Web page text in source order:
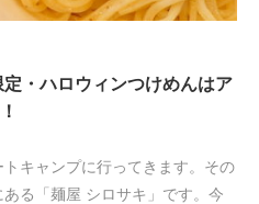
・ハロウィンつけめんはア
キャンプに行ってきます。その
る「麺屋 シロサキ」です。今